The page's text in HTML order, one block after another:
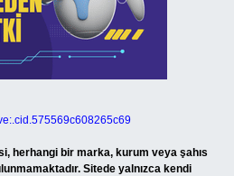
herhangi bir marka, kurum veya şahıs
Sitede yalnızca kendi